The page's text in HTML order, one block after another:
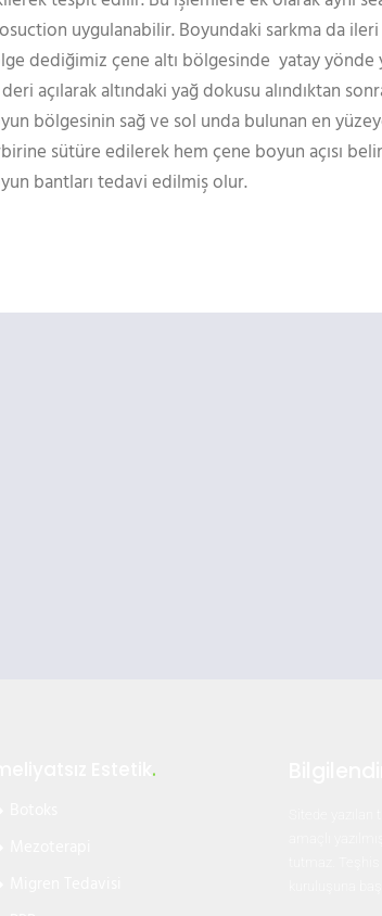
uygulanabilir. Boyundaki sarkma da
dediğimiz çene altı bölgesinde yatay yönde
açılarak altındaki yağ dokusu alındıktan
bölgesinin sağ ve sol unda bulunan en
sütüre edilerek hem çene boyun açısı
bantları tedavi edilmiş olur.
.